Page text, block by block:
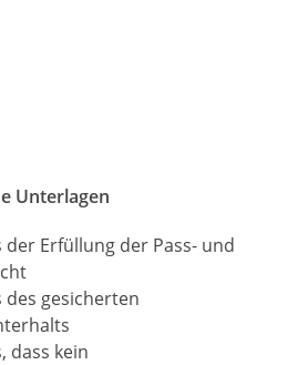
Unterlagen
der Erfüllung der Pass- und
des gesicherten
dass kein